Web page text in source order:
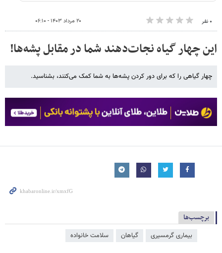
۰ نفر ۲۰ مرداد ۱۴۰۳ - ۰۶:۱۰
این چهار گیاه نجات‌دهند شما در مقابل پشه‌ها!
چهار گیاهی را که برای دور کردن پشه‌ها به شما کمک می‌کنند، بشناسید.
برچسب‌ها
بیماری گرمسیری گیاهان سلامت خانواده